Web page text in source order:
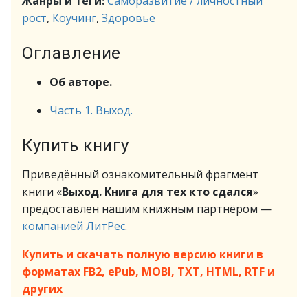
рост, Коучинг, Здоровье
Оглавление
Об авторе.
Часть 1. Выход.
Купить книгу
Приведённый ознакомительный фрагмент
книги «Выход. Книга для тех кто сдался»
предоставлен нашим книжным партнёром —
компанией ЛитРес.
Купить и скачать полную версию книги в
форматах FB2, ePub, MOBI, TXT, HTML, RTF и
других